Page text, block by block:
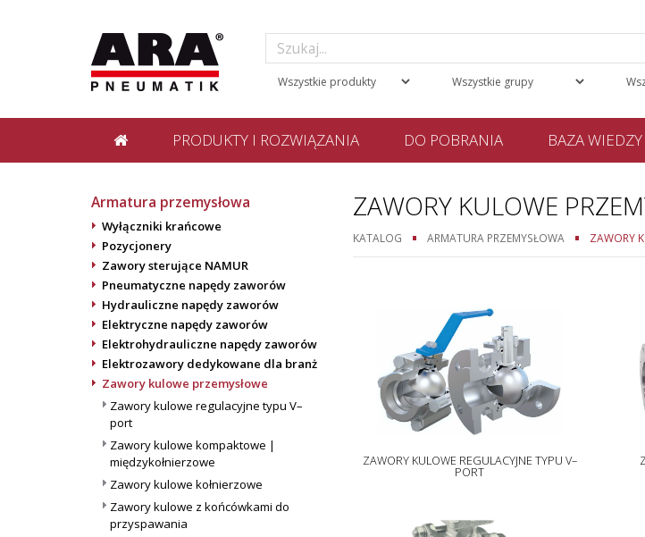
PRODUKTY I ROZWIĄZANIA DO POBRANIA BAZA WIEDZY
Armatura przemysłowa
Wyłączniki krańcowe
Pozycjonery
Zawory sterujące NAMUR
Pneumatyczne napędy zaworów
Hydrauliczne napędy zaworów
Elektryczne napędy zaworów
Elektrohydrauliczne napędy zaworów
Elektrozawory dedykowane dla branż
Zawory kulowe przemysłowe
Zawory kulowe regulacyjne typu V–
port
Zawory kulowe kompaktowe |
międzykołnierzowe
Zawory kulowe kołnierzowe
Zawory kulowe z końcówkami do
przyspawania
ZAWORY KULOWE
KATALOG ARMATURA PRZEMYSŁOWA ZAWORY
ZAWORY KULOWE REGULACYJNE TYPU V–
PORT